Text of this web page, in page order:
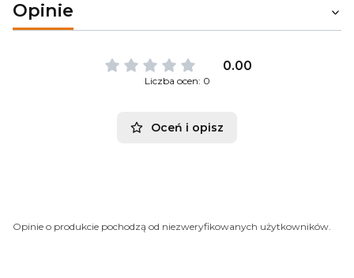
Opinie
0.00
Liczba ocen: 0
Oceń i opisz
Opinie o produkcie pochodzą od niezweryfikowanych użytkowników.